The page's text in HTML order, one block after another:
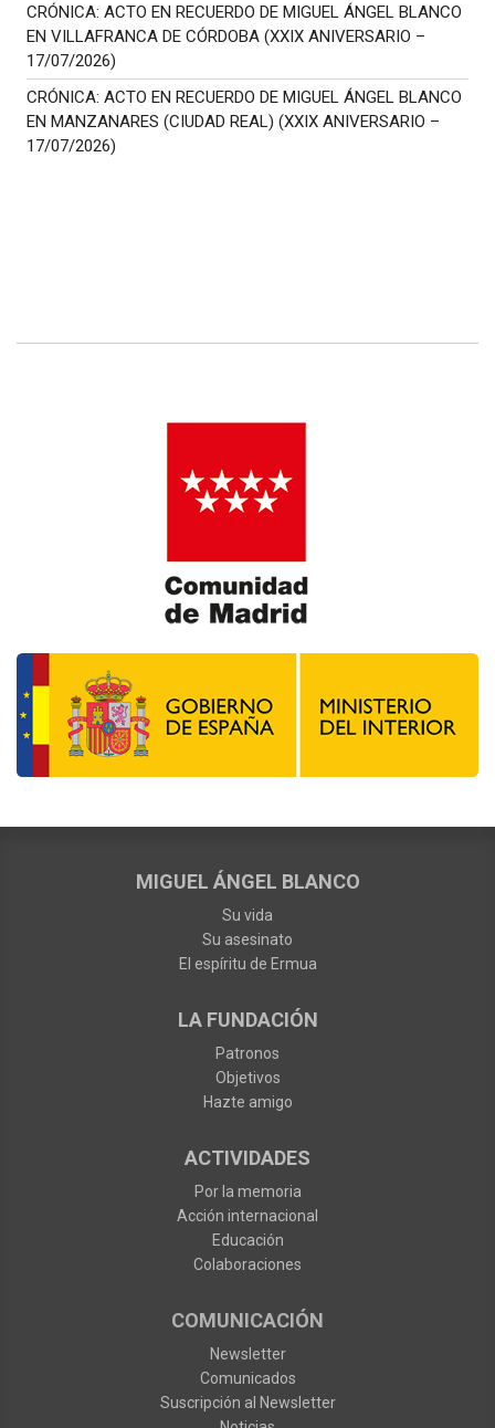
CRÓNICA: ACTO EN RECUERDO DE MIGUEL ÁNGEL BLANCO
EN VILLAFRANCA DE CÓRDOBA (XXIX ANIVERSARIO –
17/07/2026)
CRÓNICA: ACTO EN RECUERDO DE MIGUEL ÁNGEL BLANCO
EN MANZANARES (CIUDAD REAL) (XXIX ANIVERSARIO –
17/07/2026)
MIGUEL ÁNGEL BLANCO
Su vida
Su asesinato
El espíritu de Ermua
LA FUNDACIÓN
Patronos
Objetivos
Hazte amigo
ACTIVIDADES
Por la memoria
Acción internacional
Educación
Colaboraciones
COMUNICACIÓN
Newsletter
Comunicados
Suscripción al Newsletter